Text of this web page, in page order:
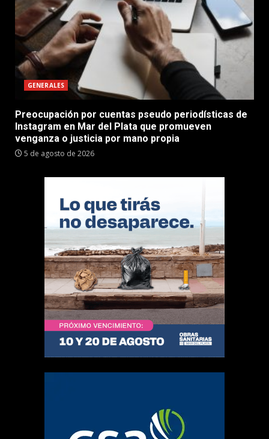
GENERALES
Preocupación por cuentas pseudo periodísticas de
Instagram en Mar del Plata que promueven
venganza o justicia por mano propia
5 de agosto de 2026